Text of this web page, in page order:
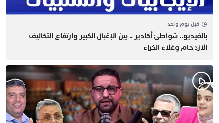
قبل يوم واحد
بالفيديو.. شواطئ أكادير .. بين الإقبال الكبير وارتفاع التكاليف
الازدحام وغلاء الكراء